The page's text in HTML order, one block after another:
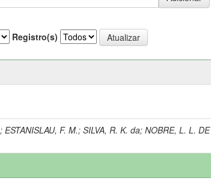
Registro(s)
;ESTANISLAU, F. M.;SILVA, R. K. da;NOBRE, L. L. DE